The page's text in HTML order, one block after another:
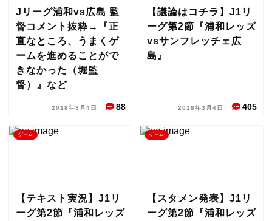
Jリーグ浦和vs広島 監
督コメント抜粋→『正
直なところ、うまくゲ
ームを進めることがで
きなかった（堀監
督）』など
2018年3月4日 88
【議論はコチラ】J1リ
ーグ第2節『浦和レッズ
vsサンフレッチェ広
島』
2018年3月4日 405
ゲーム
【テキスト実況】J1リ
ーグ第2節『浦和レッズ
ゲーム
【スタメン発表】J1リ
ーグ第2節『浦和レッズ